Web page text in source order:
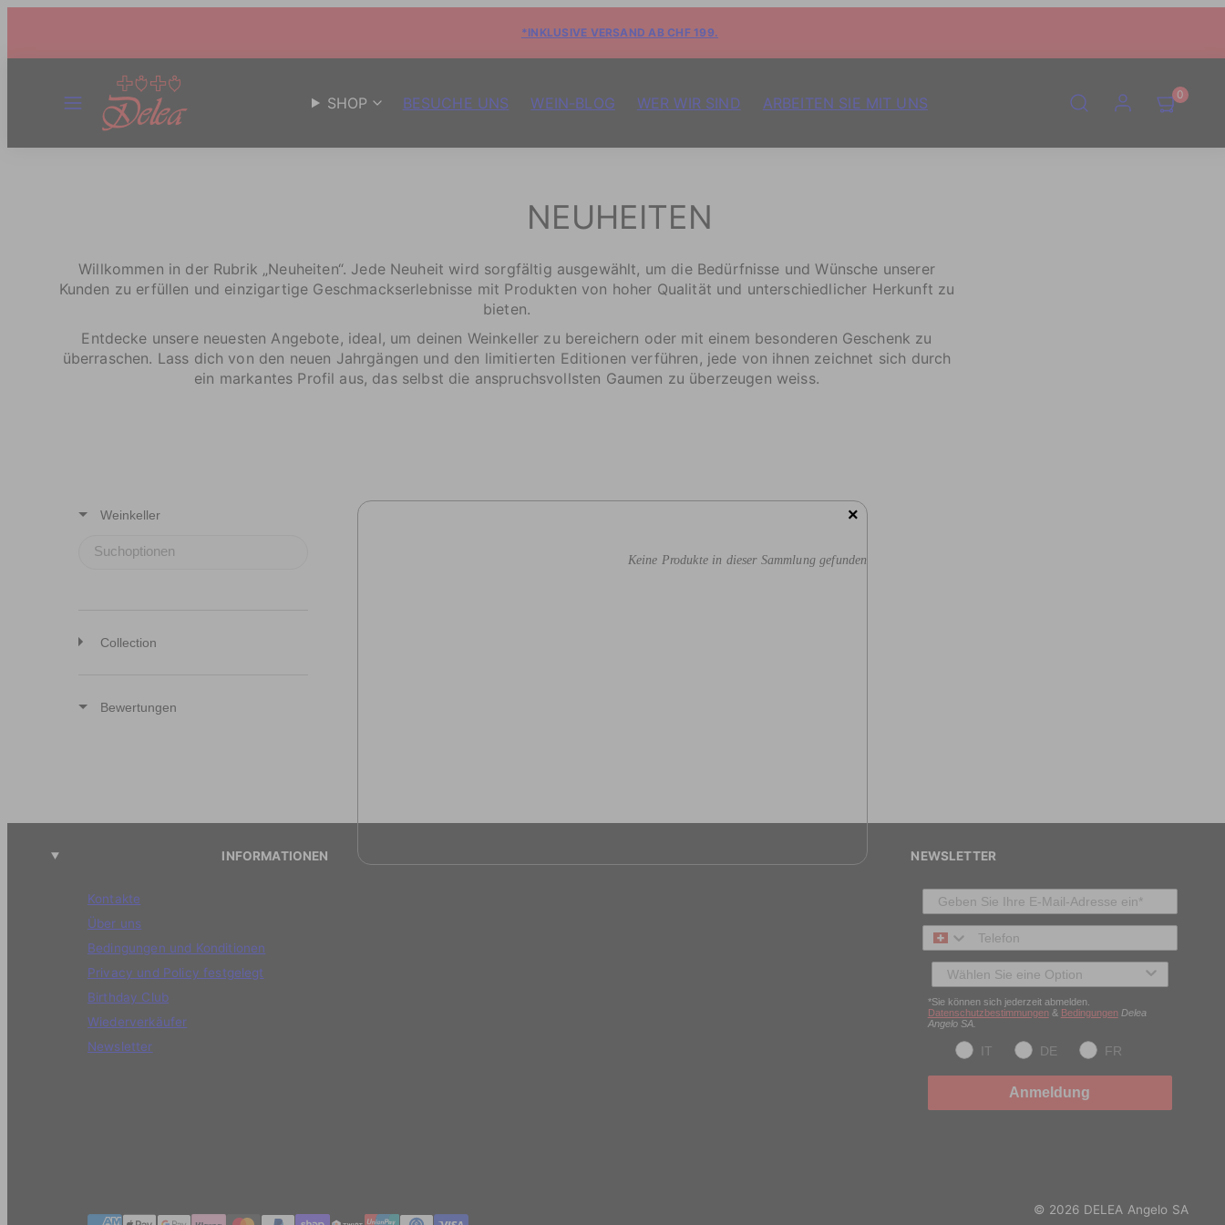
*INKLUSIVE VERSAND AB CHF 199.
SHOP BESUCHE UNS WEIN-BLOG WER WIR SIND ARBEITEN SIE MIT UNS
SUCHE KONTO
ANSEHEN
ANSEHEN
0
NEUHEITEN
Willkommen in der Rubrik „Neuheiten“. Jede Neuheit wird sorgfältig ausgewählt, um die Bedürfnisse und Wünsche unserer
Kunden zu erfüllen und einzigartige Geschmackserlebnisse mit Produkten von hoher Qualität und unterschiedlicher Herkunft zu
bieten.
Entdecke unsere neuesten Angebote, ideal, um deinen Weinkeller zu bereichern oder mit einem besonderen Geschenk zu
überraschen. Lass dich von den neuen Jahrgängen und den limitierten Editionen verführen, jede von ihnen zeichnet sich durch
ein markantes Profil aus, das selbst die anspruchsvollsten Gaumen zu überzeugen weiss.
Weinkeller
Collection
Bewertungen
Keine Produkte in dieser Sammlung gefunden
INFORMATIONEN
Kontakte
Über uns
Bedingungen und Konditionen
Privacy und Policy festgelegt
Birthday Club
Wiederverkäufer
Newsletter
NEWSLETTER
Telefon
Typ des Kunden
*Sie können sich jederzeit abmelden.
Datenschutzbestimmungen& Bedingungen Delea
Angelo SA.
IT DE FR
Anmeldung
Zahlungmethoden
© 2026 DELEA Angelo SA
×